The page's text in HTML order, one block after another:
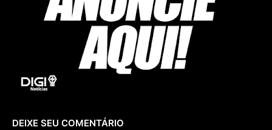
DEIXE SEU COMENTÁRIO